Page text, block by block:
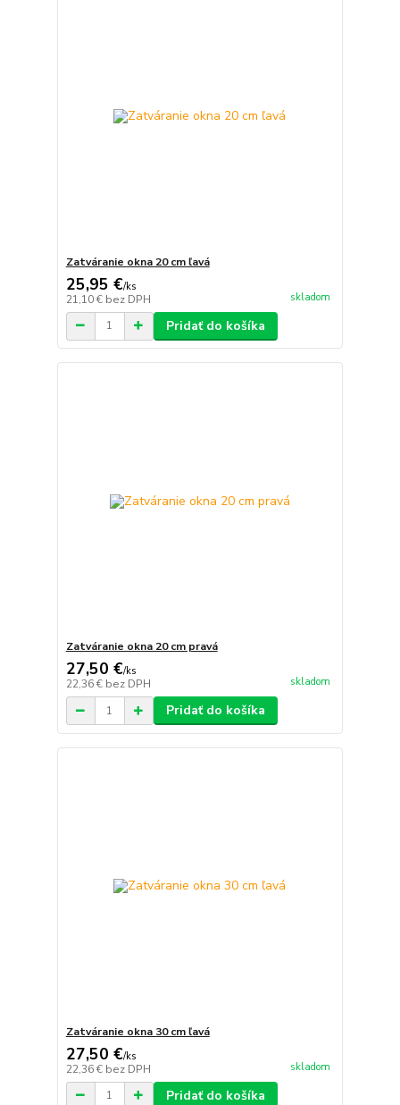
Zatváranie okna 20 cm ľavá
25,95 €/ks
21,10 € bez DPH skladom
Pridať do košíka
Zatváranie okna 20 cm pravá
27,50 €/ks
22,36 € bez DPH skladom
Pridať do košíka
Zatváranie okna 30 cm ľavá
27,50 €/ks
22,36 € bez DPH skladom
Pridať do košíka